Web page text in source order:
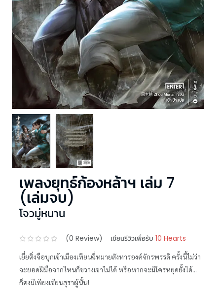
เพลงยุทธ์ก้องหล้าฯ เล่ม 7
(เล่มจบ)
โจวมู่หนาน
(0 Review) เขียนรีวิวเพื่อรับ 10 Hearts
เยี่ยติ่งจือบุกเข้าเมืองเทียนฉี่หมายสังหารองค์จักรพรรดิ ครั้งนี้ไม่ว่า
จะยอดฝีมือจากไหนก็ขวางเขาไม่ได้ หรือหากจะมีใครหยุดยั้งได้...
ก็คงมีเพียงเซียนสุราผู้นั้น!